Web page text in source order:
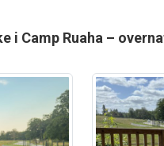
i Camp Ruaha –